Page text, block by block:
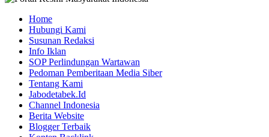
Home
Hubungi Kami
Susunan Redaksi
Info Iklan
SOP Perlindungan Wartawan
Pedoman Pemberitaan Media Siber
Tentang Kami
Jabodetabek.Id
Channel Indonesia
Berita Website
Blogger Terbaik